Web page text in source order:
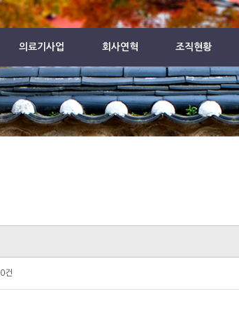
의료기사업 회사연혁 조직현황
0건